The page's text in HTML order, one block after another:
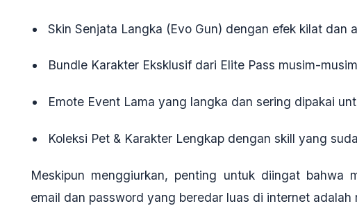
Skin Senjata Langka (Evo Gun) dengan efek kilat dan
Bundle Karakter Eksklusifdari Elite Pass musim-
Emote Event Lama yang langka dan sering dipakai
Koleksi Pet & Karakter Lengkapdengan skill yang
Meskipun menggiurkan, penting untuk diingat bahwa
email dan password yang beredar luas di internet adalah